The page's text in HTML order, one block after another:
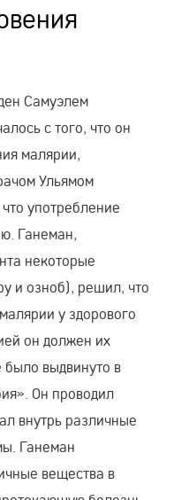
Самуэлем
с того, что он
малярии,
Ульямом
употребление
Ганеман,
некоторые
и озноб), решил, что
у здорового
он должен их
выдвинуто в
Он проводил
внутрь различные
Ганеман
вещества в